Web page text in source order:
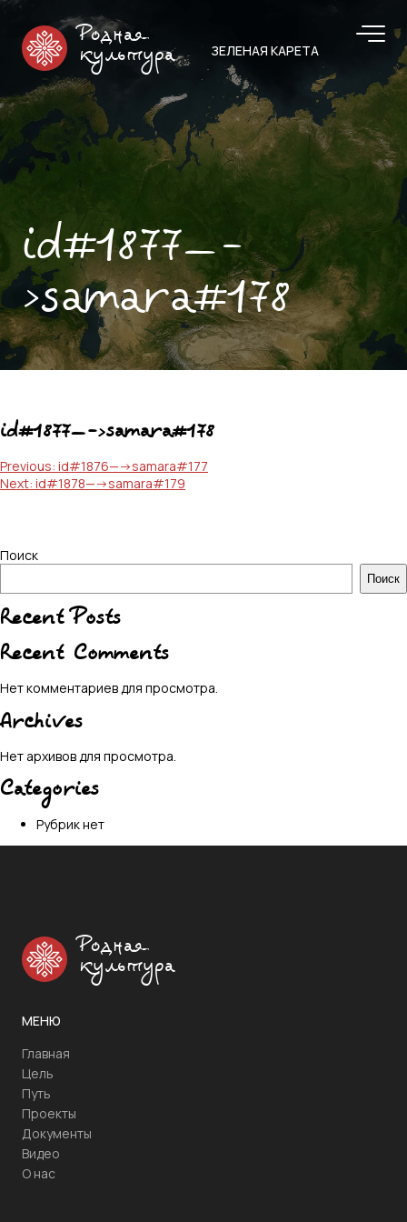
Родная
культура
ЗЕЛЕНАЯ КАРЕТА
id#1877—-
>samara#178
id#1877—->samara#178
Навигация
по
Previous: id#1876—->samara#177
Next: id#1878—->samara#179
Поиск
Поиск
Recent Posts
Recent Comments
Нет комментариев для просмотра.
Archives
Нет архивов для просмотра.
Categories
Рубрик нет
Родная
культура
МЕНЮ
Главная
Цель
Путь
Проекты
Документы
Видео
О нас